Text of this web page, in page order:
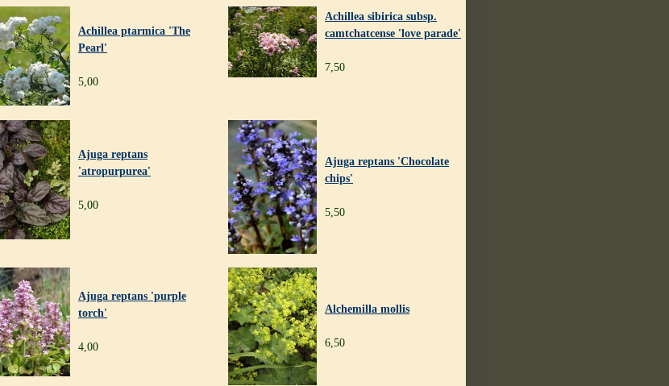
Achillea ptarmica 'The
Pearl'
5,00
Achillea sibirica subsp.
camtchatcense 'love parade'
7,50
Ajuga reptans
'atropurpurea'
5,00
Ajuga reptans 'Chocolate
chips'
5,50
Ajuga reptans 'purple
torch'
4,00
Alchemilla mollis
6,50